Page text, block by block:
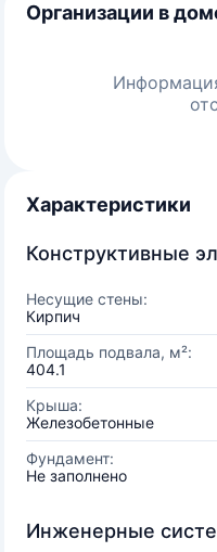
Организации в
Характеристики
Конструктивные
Несущие стены:
Кирпич
Площадь подвала, м²:
404.1
Крыша:
Железобетонные
Фундамент:
Не заполнено
Инженерные